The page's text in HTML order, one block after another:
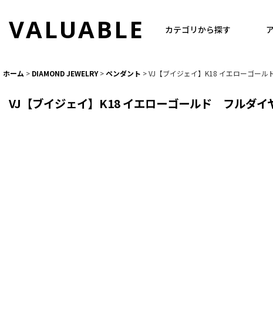
VALUABLE カテゴリから探す
ホーム > DIAMOND JEWELRY >ペンダント >VJ【ブイジェイ】K18 イエローゴー
VJ【ブイジェイ】K18 イエローゴールド フルダ